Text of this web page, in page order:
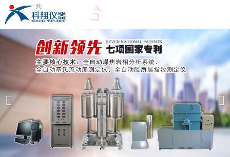
爱游戏平台
爱游戏平台
产品展示 ＞
爱游戏平台-爱游戏（中国）一站式服务平台
焦化行业检测及优化配煤设备
球团矿/烧结矿/块矿高温冶金性能检测系统
公司简介
爱游戏平台
企业业绩